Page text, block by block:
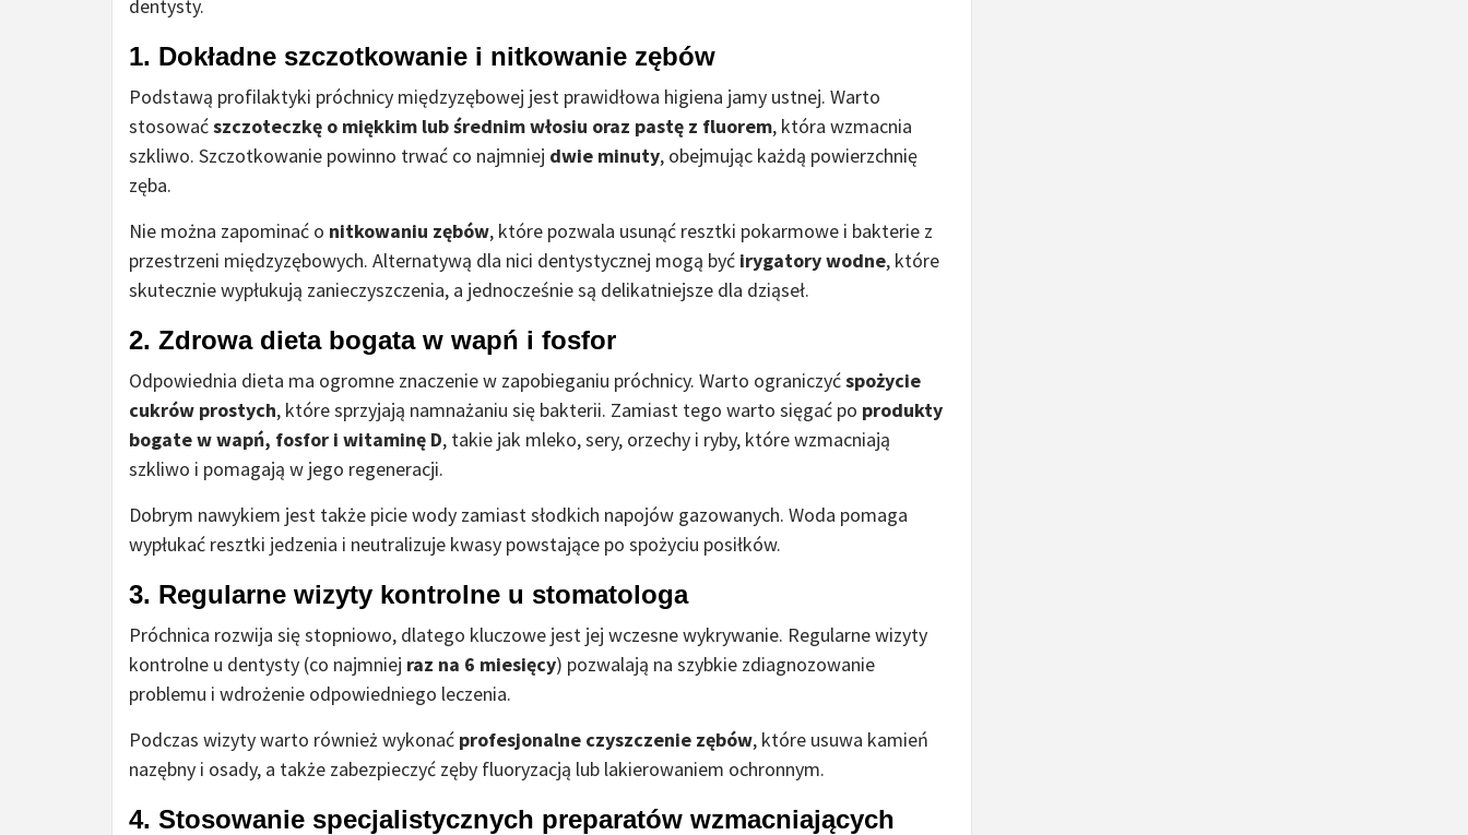
dentysty.
1. Dokładne szczotkowanie i nitkowanie zębów
Podstawą profilaktyki próchnicy międzyzębowej jest prawidłowa higiena jamy ustnej. Warto
stosowaćszczoteczkę o miękkim lub średnim włosiu oraz pastę z fluorem, która wzmacnia
szkliwo. Szczotkowanie powinno trwać co najmniej dwie minuty, obejmując każdą powierzchnię
zęba.
Nie można zapominać o nitkowaniu zębów, które pozwala usunąć resztki pokarmowe i bakterie z
przestrzeni międzyzębowych. Alternatywą dla nici dentystycznej mogą być irygatory wodne, które
skutecznie wypłukują zanieczyszczenia, a jednocześnie są delikatniejsze dla dziąseł.
2. Zdrowa dieta bogata w wapń i fosfor
Odpowiednia dieta ma ogromne znaczenie w zapobieganiu próchnicy. Warto ograniczyćspożycie
cukrów prostych, które sprzyjają namnażaniu się bakterii. Zamiast tego warto sięgać po produkty
bogate w wapń, fosfor i witaminę D, takie jak mleko, sery, orzechy i ryby, które wzmacniają
szkliwo i pomagają w jego regeneracji.
Dobrym nawykiem jest także picie wody zamiast słodkich napojów gazowanych. Woda pomaga
wypłukać resztki jedzenia i neutralizuje kwasy powstające po spożyciu posiłków.
3. Regularne wizyty kontrolne u stomatologa
Próchnica rozwija się stopniowo, dlatego kluczowe jest jej wczesne wykrywanie. Regularne wizyty
kontrolne u dentysty (co najmniej raz na 6 miesięcy) pozwalają na szybkie zdiagnozowanie
problemu i wdrożenie odpowiedniego leczenia.
Podczas wizyty warto również wykonać profesjonalne czyszczenie zębów, które usuwa kamień
nazębny i osady, a także zabezpieczyć zęby fluoryzacją lub lakierowaniem ochronnym.
4. Stosowanie specjalistycznych preparatów wzmacniających